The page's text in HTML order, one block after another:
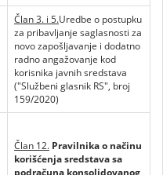
Član 3. i 5.Uredbe o postupku
za pribavljanje saglasnosti za
novo zapošljavanje i dodatno
radno angažovanje kod
korisnika javnih sredstava
("Službeni glasnik RS", broj
159/2020)
Član 12. Pravilnika o načinu
korišćenja sredstava sa
podračuna konsolidovanog